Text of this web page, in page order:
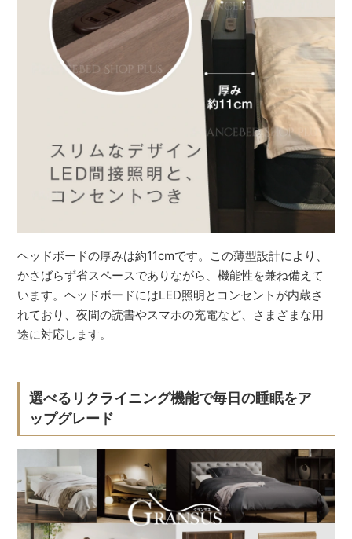
ヘッドボードの厚みは約11cmです。この薄型設計により、
かさばらず省スペースでありながら、機能性を兼ね備えて
います。ヘッドボードにはLED照明とコンセントが内蔵さ
れており、夜間の読書やスマホの充電など、さまざまな用
途に対応します。
選べるリクライニング機能で毎日の睡眠をア
ップグレード